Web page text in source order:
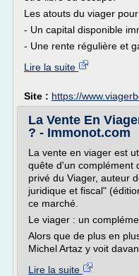
Les atouts du viager
- Un capital disponible
- Une rente régulière et
Lire la suite
Site : https://
La Vente En
? - Immonot.com
La vente en viager est
quête d'un complément
privé du Viager, auteur
juridique et fiscal"
ce marché.
Le viager : un
Alors que de plus en
Michel Artaz y voit
Lire la suite